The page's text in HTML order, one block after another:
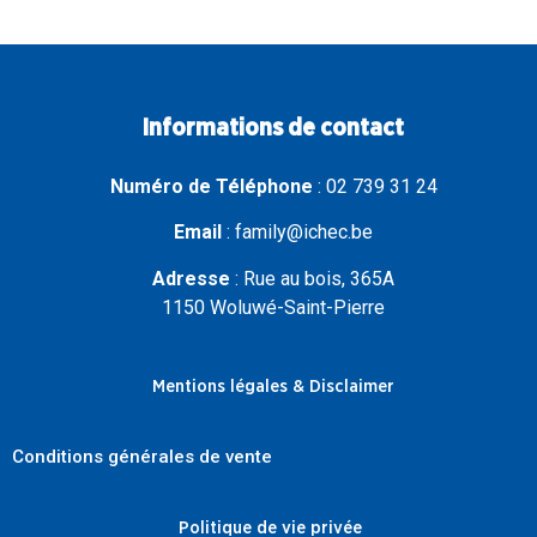
Informations de contact
Numéro de Téléphone : 02 739 31 24
Email : family@ichec.be
Adresse : Rue au bois, 365A
1150 Woluwé-Saint-Pierre
Mentions légales & Disclaimer
Conditions générales de vente
Politique de vie privée